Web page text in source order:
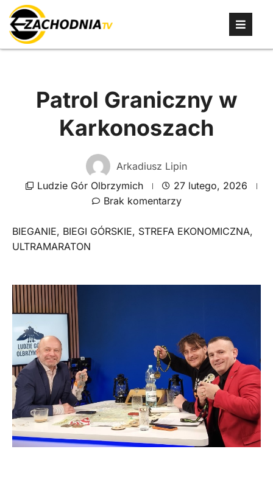
Patrol Graniczny w
Karkonoszach
Arkadiusz Lipin
Ludzie Gór Olbrzymich
27 lutego, 2026
Brak komentarzy
BIEGANIE, BIEGI GÓRSKIE, STREFA EKONOMICZNA,
ULTRAMARATON